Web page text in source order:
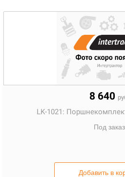
8 640
LK-1021:
Под заказ
Добавить в